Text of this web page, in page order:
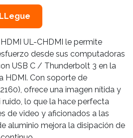
UL-CHDMI le permite
desde sus computadoras
USB C / Thunderbolt 3 en la
HDMI. Con soporte de
ofrece una imagen nítida y
lo que la hace perfecta
de video y aficionados a las
aluminio mejora la disipación de